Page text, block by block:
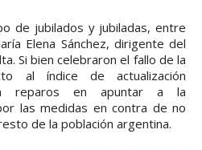
de jubilados y jubiladas, entre
Elena Sánchez, dirigente del
Si bien celebraron el fallo de la
al índice de actualización
reparos en apuntar a la
las medidas en contra de no
de la población argentina.